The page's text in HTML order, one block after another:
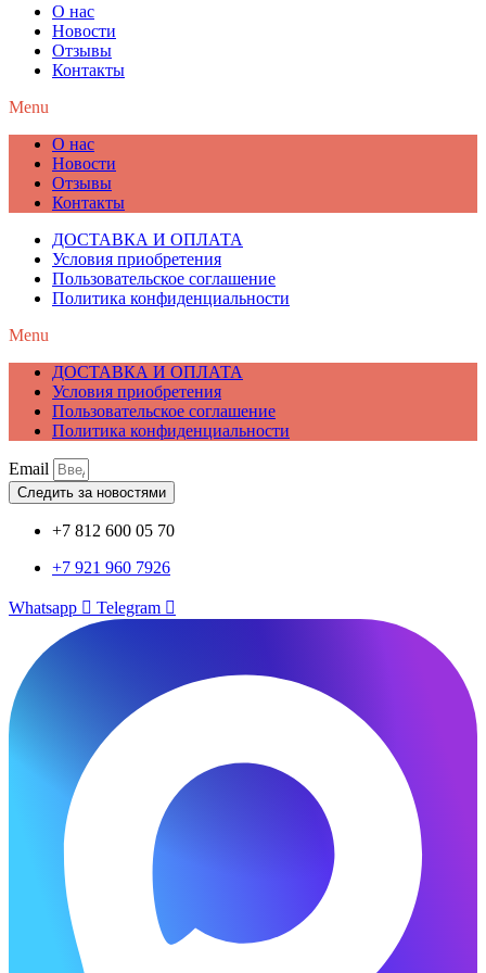
О нас
Новости
Отзывы
Контакты
Menu
О нас
Новости
Отзывы
Контакты
ДОСТАВКА И ОПЛАТА
Условия приобретения
Пользовательское соглашение
Политика конфиденциальности
Menu
ДОСТАВКА И ОПЛАТА
Условия приобретения
Пользовательское соглашение
Политика конфиденциальности
Email
Следить за новостями
+7 812 600 05 70
+7 921 960 7926
Whatsapp Telegram